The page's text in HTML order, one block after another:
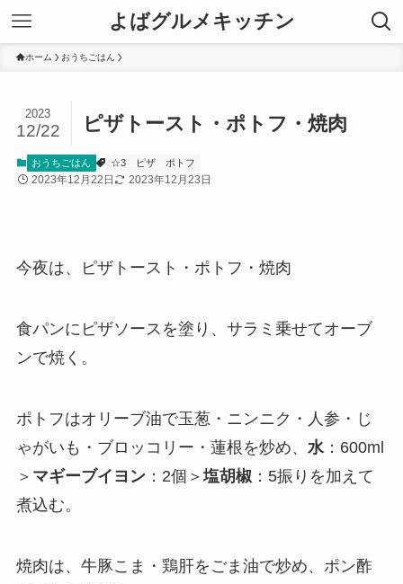
よばグルメキッチン
ホーム おうちごはん
ピザトースト・ポトフ・焼肉
2023
12/22
おうちごはん ☆3 ピザ ポトフ
2023年12月22日 2023年12月23日
今夜は、ピザトースト・ポトフ・焼肉
食パンにピザソースを塗り、サラミ乗せてオーブ
ンで焼く。
ポトフはオリーブ油で玉葱・ニンニク・人参・じ
ゃがいも・ブロッコリー・蓮根を炒め、 水：600ml
＞ マギーブイヨン：2個＞ 塩胡椒 ：5振りを加えて
煮込む。
焼肉は、牛豚こま・鶏肝をごま油で炒め、ポン酢